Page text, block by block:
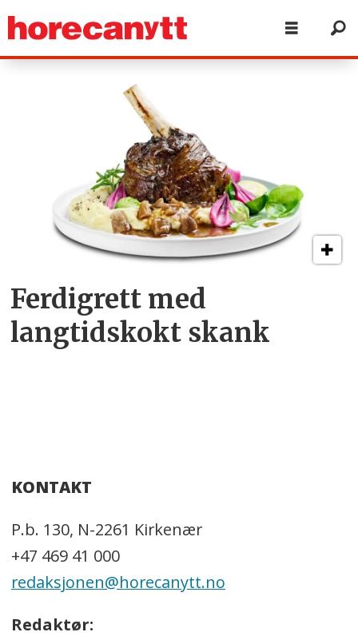
reinskank
Ferdigrett med
langtidskokt skank
KONTAKT
P.b. 130, N-2261 Kirkenær
+47 469 41 000
redaksjonen@horecanytt.no
Redaktør: